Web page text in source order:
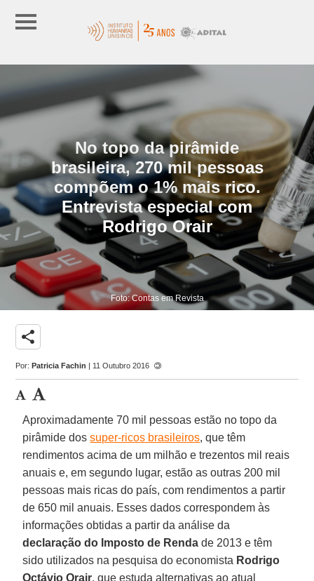
No topo da pirâmide
brasileira, 270 mil pessoas
compõem o 1% mais rico.
Entrevista especial com
Rodrigo Orair
Foto: Contas em Revista
share
Por:Patricia Fachin | 11 Outubro 2016
Aproximadamente 70 mil pessoas estão no topo da
pirâmide dossuper-ricos brasileiros, que têm
rendimentos acima de um milhão e trezentos mil reais
anuais e, em segundo lugar, estão as outras 200 mil
pessoas mais ricas do país, com rendimentos a partir
de 650 mil anuais. Esses dados correspondem às
informações obtidas a partir da análise da
declaração do Imposto de Renda de 2013 e têm
sido utilizados na pesquisa do economista Rodrigo
Octávio Orair, que estuda alternativas ao atual